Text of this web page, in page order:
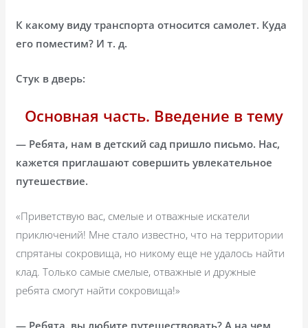
К какому виду транспорта относится самолет. Куда
его поместим? И т. д.
Стук в дверь:
Основная часть. Введение в тему
— Ребята, нам в детский сад пришло письмо. Нас,
кажется приглашают совершить увлекательное
путешествие.
«Приветствую вас, смелые и отважные искатели
приключений! Мне стало известно, что на территории
спрятаны сокровища, но никому еще не удалось найти
клад. Только самые смелые, отважные и дружные
ребята смогут найти сокровища!»
— Ребята, вы любите путешествовать? А на чем